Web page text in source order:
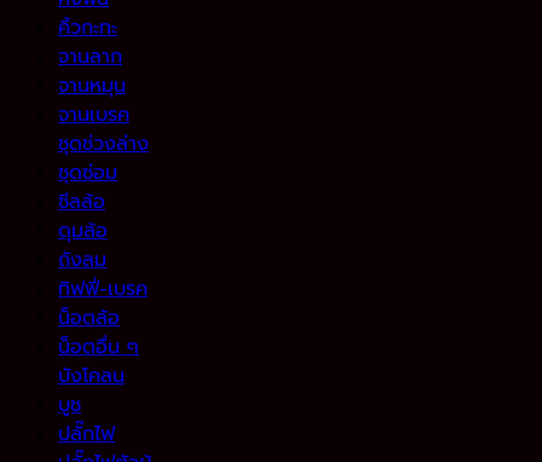
คิ้วกะทะ
จานลาก
จานหมุน
จานเบรค
ชุดช่วงล่าง
ชุดซ่อม
ซีลล้อ
ดุมล้อ
ถังลม
ทิฟฟี่-เบรค
น็อตล้อ
น็อตอื่น ๆ
บังโคลน
บูช
ปลั๊กไฟ